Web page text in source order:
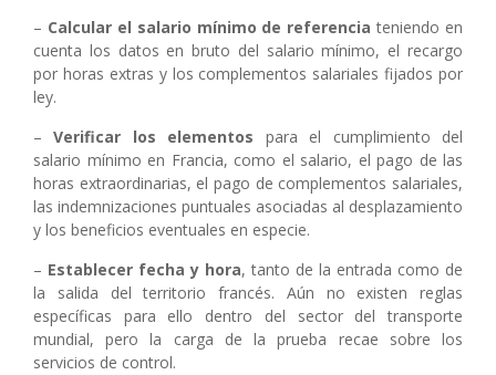
– Calcular el salario mínimo de referencia teniendo en
cuenta los datos en bruto del salario mínimo, el recargo
por horas extras y los complementos salariales fijados por
ley.
–Verificar los elementos para el cumplimiento del
salario mínimo en Francia, como el salario, el pago de las
horas extraordinarias, el pago de complementos salariales,
las indemnizaciones puntuales asociadas al desplazamiento
y los beneficios eventuales en especie.
– Establecer fecha y hora, tanto de la entrada como de
la salida del territorio francés. Aún no existen reglas
específicas para ello dentro del sector del transporte
mundial, pero la carga de la prueba recae sobre los
servicios de control.